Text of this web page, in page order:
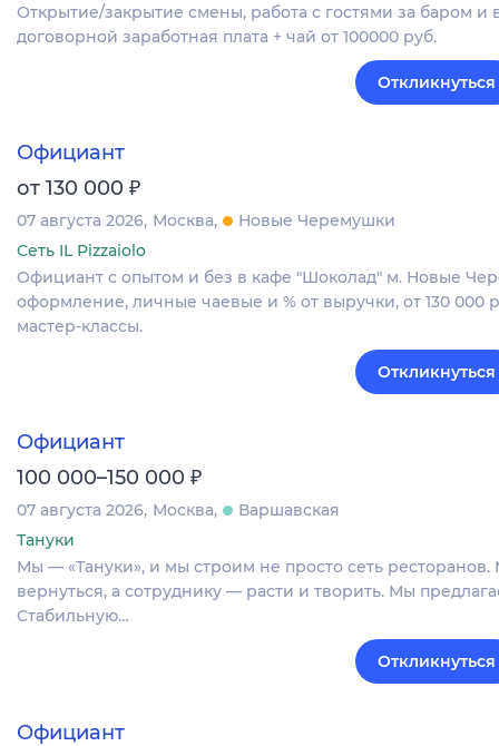
Открытие/закрытие смены, работа с гостями за баром и
договорной заработная плата + чай от 100000 руб.
Откликнуться
Официант
от 130 000 ₽
07 августа 2026 Москва
Новые Черемушки
Сеть IL Pizzaiolo
Официант с опытом и без в кафе "Шоколад" м. Новые
оформление, личные чаевые и % от выручки, от 130 000
мастер-классы.
Откликнуться
Официант
100 000–150 000 ₽
07 августа 2026 Москва
Варшавская
Тануки
Мы — «Тануки», и мы строим не просто сеть ресторанов.
вернуться, а сотруднику — расти и творить. Мы
Стабильную…
Откликнуться
Официант